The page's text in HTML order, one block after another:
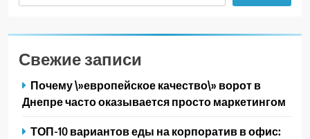
Свежие записи
Почему \»европейское качество\» ворот в
Днепре часто оказывается просто маркетингом
ТОП-10 вариантов еды на корпоратив в офис: